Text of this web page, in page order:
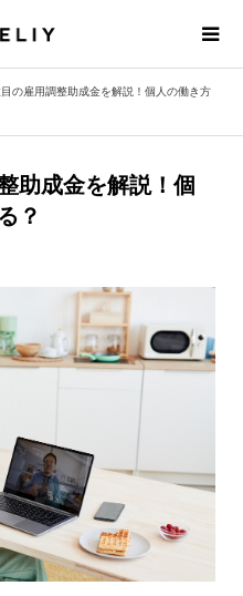
の雇用調整助成金を解説！個人の働き方
助成金を解説！個
？